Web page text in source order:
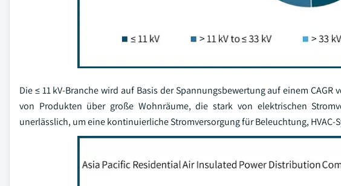
Die ≤ 11 kV-Branche wird auf Basis der Spannungsbewertung auf einem
von Produkten über große Wohnräume, die stark von elektrischen
unerlässlich, um eine kontinuierliche Stromversorgung für Beleuchtung,